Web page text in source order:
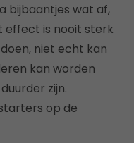
bijbaantjes wat af,
effect is nooit sterk
niet echt kan
kan worden
zijn.
op de